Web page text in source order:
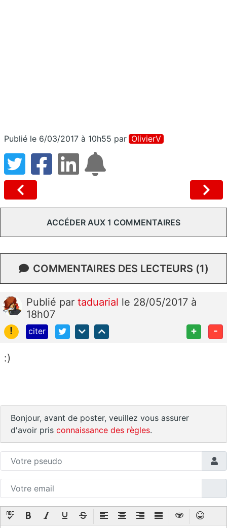
Publié le 6/03/2017 à 10h55 par OlivierV
ACCÉDER AUX 1 COMMENTAIRES
COMMENTAIRES DES LECTEURS (1)
Publié par taduarial le 28/05/2017 à
18h07
!
citer + -
:)
Bonjour, avant de poster, veuillez vous assurer
d'avoir pris connaissance des règles.